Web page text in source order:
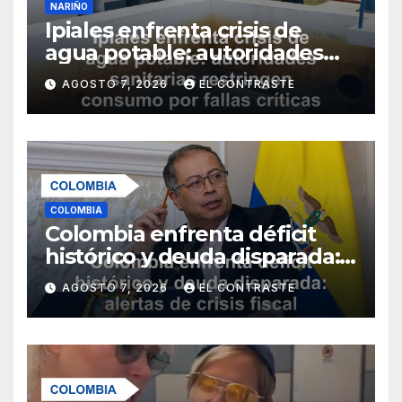
NARIÑO
Ipiales enfrenta crisis de
agua potable: autoridades
sanitarias restringen
consumo por fallas críticas
en tratamiento
AGOSTO 7, 2026 EL CONTRASTE
COLOMBIA
Colombia enfrenta déficit
histórico y deuda disparada:
alertas de crisis fiscal para
2026
AGOSTO 7, 2026 EL CONTRASTE